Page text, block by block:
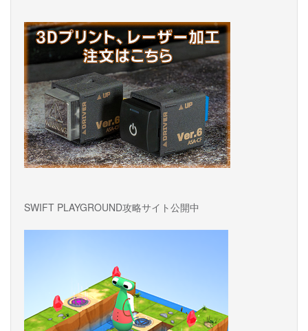
ョ
ン
SWIFT PLAYGROUND攻略サイト公開中